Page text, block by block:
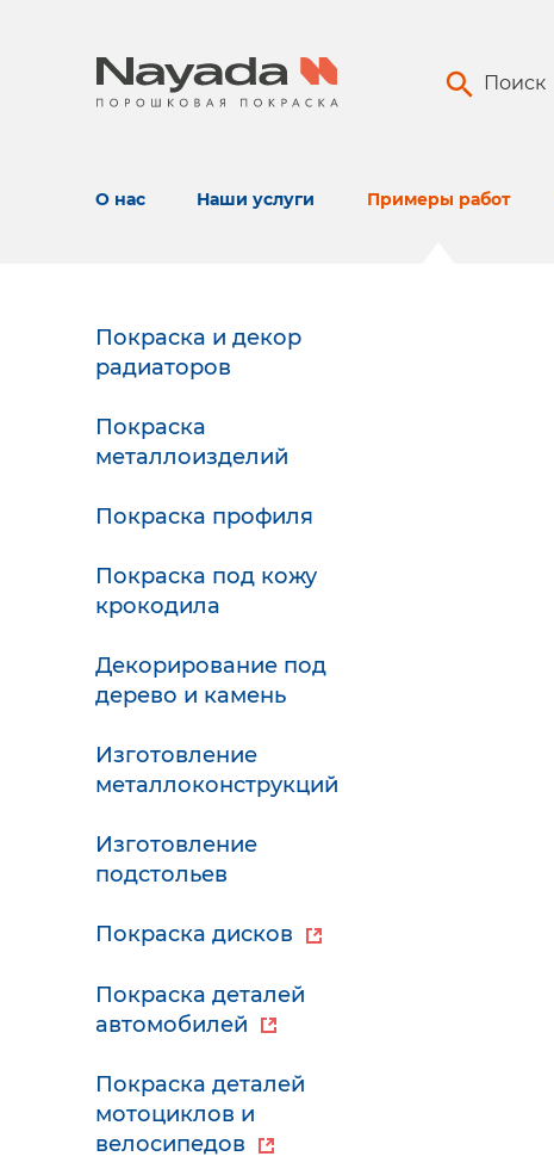
Поиск
О нас Наши услуги Примеры работ
Покраска и декор
радиаторов
Покраска
металлоизделий
Покраска профиля
Покраска под кожу
крокодила
Декорирование под
дерево и камень
Изготовление
металлоконструкций
Изготовление
подстольев
Покраска дисков
Покраска деталей
автомобилей
Покраска деталей
мотоциклов и
велосипедов